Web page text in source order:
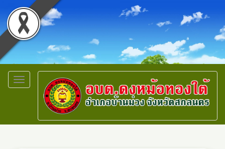
Toggle
navigation